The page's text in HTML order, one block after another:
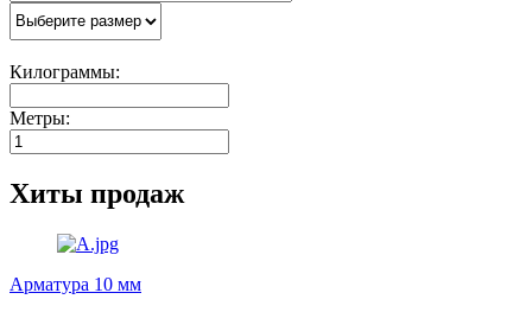
Килограммы:
Метры:
Хиты продаж
Арматура 10 мм